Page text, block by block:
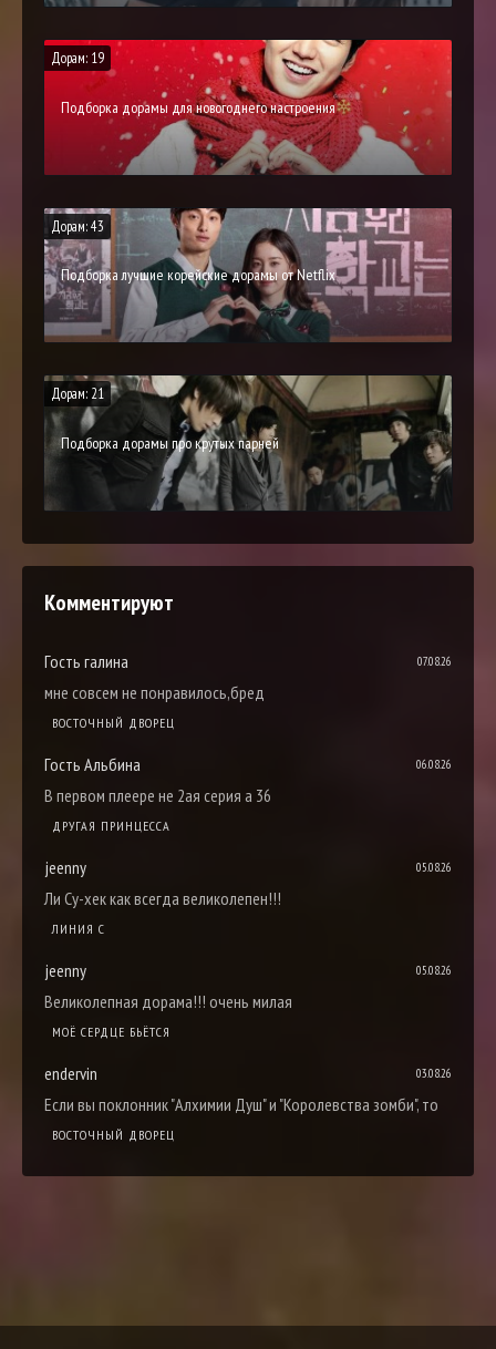
Дорам: 19
Подборка дорамы для новогоднего настроения
Дорам: 43
Подборка лучшие корейские дорамы от Netflix
Дорам: 21
Подборка дорамы про крутых парней
Комментируют
Гость галина 07.08.26
мне совсем не понравилось,бред
ВОСТОЧНЫЙ ДВОРЕЦ
Гость Альбина 06.08.26
В первом плеере не 2ая серия а 36
ДРУГАЯ ПРИНЦЕССА
jeenny 05.08.26
Ли Су-хек как всегда великолепен!!!
ЛИНИЯ С
jeenny 05.08.26
Великолепная дорама!!! очень милая
МОЁ СЕРДЦЕ БЬЁТСЯ
endervin 03.08.26
Если вы поклонник "Алхимии Душ" и "Королевства зомби", то
ВОСТОЧНЫЙ ДВОРЕЦ